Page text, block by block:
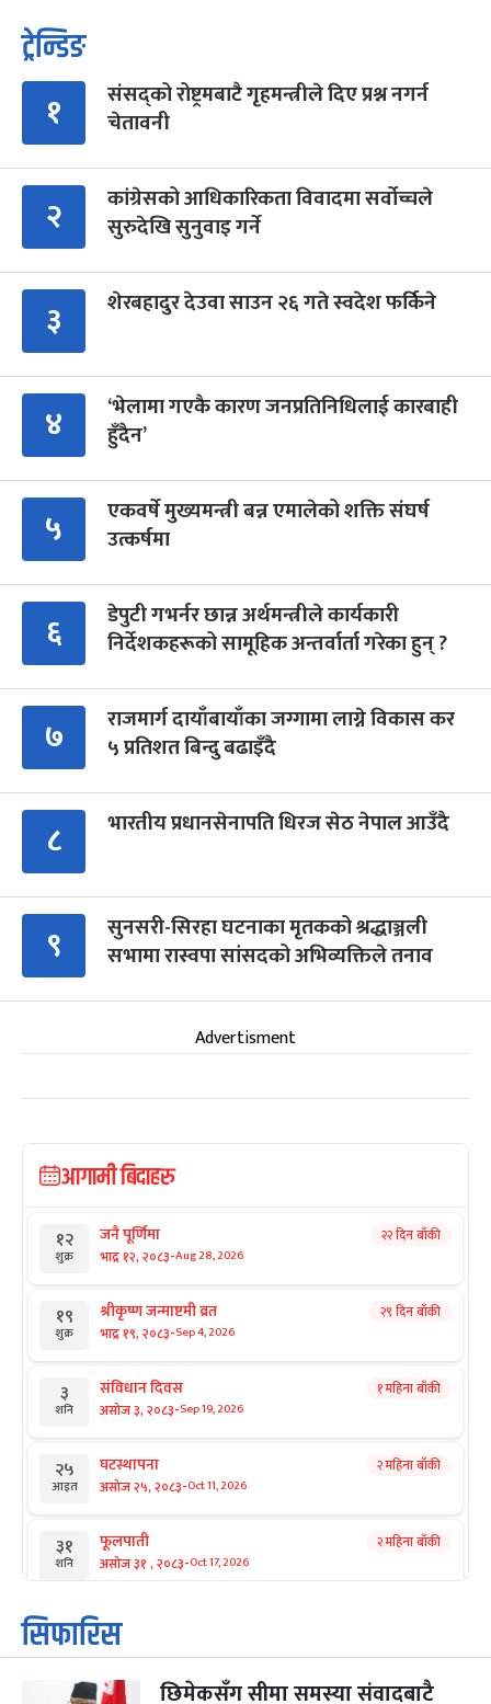
ट्रेन्डिङ
१
संसद्को रोष्ट्रमबाटै गृहमन्त्रीले दिए प्रश्न नगर्न
चेतावनी
२
कांग्रेसको आधिकारिकता विवादमा सर्वोच्चले
सुरुदेखि सुनुवाइ गर्ने
३ शेरबहादुर देउवा साउन २६ गते स्वदेश फर्किने
४
‘भेलामा गएकै कारण जनप्रतिनिधिलाई कारबाही
हुँदैन’
५
एकवर्षे मुख्यमन्त्री बन्न एमालेको शक्ति संघर्ष
उत्कर्षमा
६
डेपुटी गभर्नर छान्न अर्थमन्त्रीले कार्यकारी
निर्देशकहरूको सामूहिक अन्तर्वार्ता गरेका हुन् ?
७
राजमार्ग दायाँबायाँका जग्गामा लाग्ने विकास कर
५ प्रतिशत बिन्दु बढाइँदै
८ भारतीय प्रधानसेनापति धिरज सेठ नेपाल आउँदै
९
सुनसरी-सिरहा घटनाका मृतकको श्रद्धाञ्जली
सभामा रास्वपा सांसदको अभिव्यक्तिले तनाव
Advertisment
आगामी बिदाहरु
१२
शुक्र
जनै पूर्णिमा
भाद्र १२, २०८३-Aug 28, 2026
२२ दिन बाँकी
१९
शुक्र
श्रीकृष्ण जन्माष्टमी व्रत
भाद्र १९, २०८३-Sep 4, 2026
२९ दिन बाँकी
३
शनि
संविधान दिवस
असोज ३, २०८३-Sep 19, 2026
१ महिना बाँकी
२५
आइत
घटस्थापना
असोज २५, २०८३-Oct 11, 2026
२ महिना बाँकी
३१
शनि
फूलपाती
असोज ३१ , २०८३-Oct 17, 2026
२ महिना बाँकी
१
आइत
कार्तिक सङ्क्रान्ति
कार्तिक १, २०८३
महानवमी २ महिना बाँकी
सिफारिस
छिमेकसँग सीमा समस्या संवादबाटै